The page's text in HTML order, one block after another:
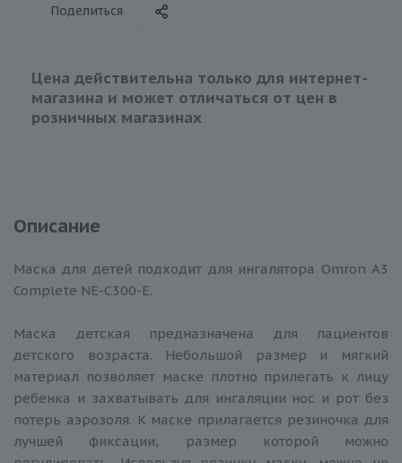
Поделиться
Цена действительна только для интернет-
магазина и может отличаться от цен в
розничных магазинах
Описание
Маска для детей подходит для ингалятора Omron A3
Complete NE-C300-E.
Маска детская предназначена для пациентов
детского возраста. Небольшой размер и мягкий
материал позволяет маске плотно прилегать к лицу
ребенка и захватывать для ингаляции нос и рот без
потерь аэрозоля. К маске прилагается резиночка для
лучшей фиксации, размер которой можно